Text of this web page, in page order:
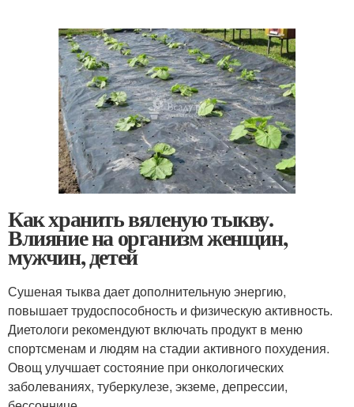
Как хранить вяленую тыкву.
Влияние на организм женщин,
мужчин, детей
Сушеная тыква дает дополнительную энергию,
повышает трудоспособность и физическую активность.
Диетологи рекомендуют включать продукт в меню
спортсменам и людям на стадии активного похудения.
Овощ улучшает состояние при онкологических
заболеваниях, туберкулезе, экземе, депрессии,